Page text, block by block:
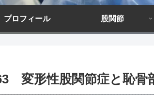
プロフィール 股関節
変形性股関節症と恥骨